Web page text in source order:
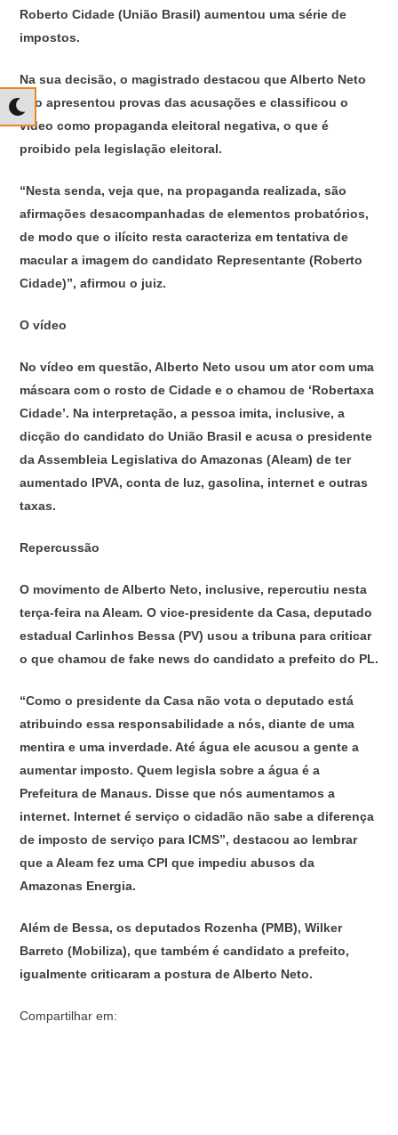
Roberto Cidade (União Brasil) aumentou uma série de
impostos.
Na sua decisão, o magistrado destacou que Alberto Neto
não apresentou provas das acusações e classificou o
vídeo como propaganda eleitoral negativa, o que é
proibido pela legislação eleitoral.
“Nesta senda, veja que, na propaganda realizada, são
afirmações desacompanhadas de elementos probatórios,
de modo que o ilícito resta caracteriza em tentativa de
macular a imagem do candidato Representante (Roberto
Cidade)”, afirmou o juiz.
O vídeo
No vídeo em questão, Alberto Neto usou um ator com uma
máscara com o rosto de Cidade e o chamou de ‘Robertaxa
Cidade’. Na interpretação, a pessoa imita, inclusive, a
dicção do candidato do União Brasil e acusa o presidente
da Assembleia Legislativa do Amazonas (Aleam) de ter
aumentado IPVA, conta de luz, gasolina, internet e outras
taxas.
Repercussão
O movimento de Alberto Neto, inclusive, repercutiu nesta
terça-feira na Aleam. O vice-presidente da Casa, deputado
estadual Carlinhos Bessa (PV) usou a tribuna para criticar
o que chamou de fake news do candidato a prefeito do PL.
“Como o presidente da Casa não vota o deputado está
atribuindo essa responsabilidade a nós, diante de uma
mentira e uma inverdade. Até água ele acusou a gente a
aumentar imposto. Quem legisla sobre a água é a
Prefeitura de Manaus. Disse que nós aumentamos a
internet. Internet é serviço o cidadão não sabe a diferença
de imposto de serviço para ICMS”, destacou ao lembrar
que a Aleam fez uma CPI que impediu abusos da
Amazonas Energia.
Além de Bessa, os deputados Rozenha (PMB), Wilker
Barreto (Mobiliza), que também é candidato a prefeito,
igualmente criticaram a postura de Alberto Neto.
Compartilhar em: